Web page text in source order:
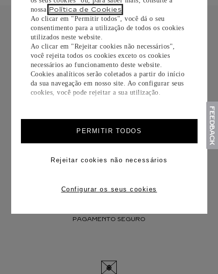
nossa Política de Cookies
Ao clicar em "Permitir todos", você dá o seu
consentimento para a utilização de todos os cookies
utilizados neste website.
Ao clicar em "Rejeitar cookies não necessários",
você rejeita todos os cookies exceto os cookies
necessários ao funcionamento deste website.
Cookies analíticos serão coletados a partir do início
da sua navegação em nosso site. Ao configurar seus
cookies, você pode rejeitar a sua utilização.
PERMITIR TODOS
Rejeitar cookies não necessários
Configurar os seus cookies
FRETE CORTESIA
PAGAMENTO SEGURO